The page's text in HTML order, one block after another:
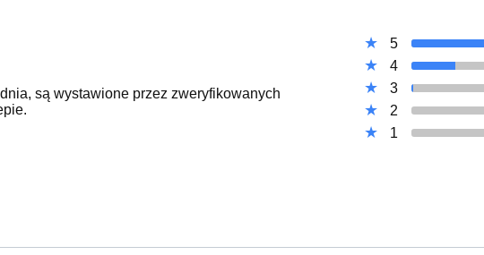
są wystawione przez zweryfikowanych
5
4
3
2
1